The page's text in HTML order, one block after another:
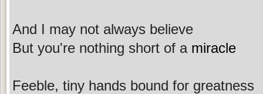
And I may not always believe
But you're nothing short of a miracle
Feeble, tiny hands bound for greatness